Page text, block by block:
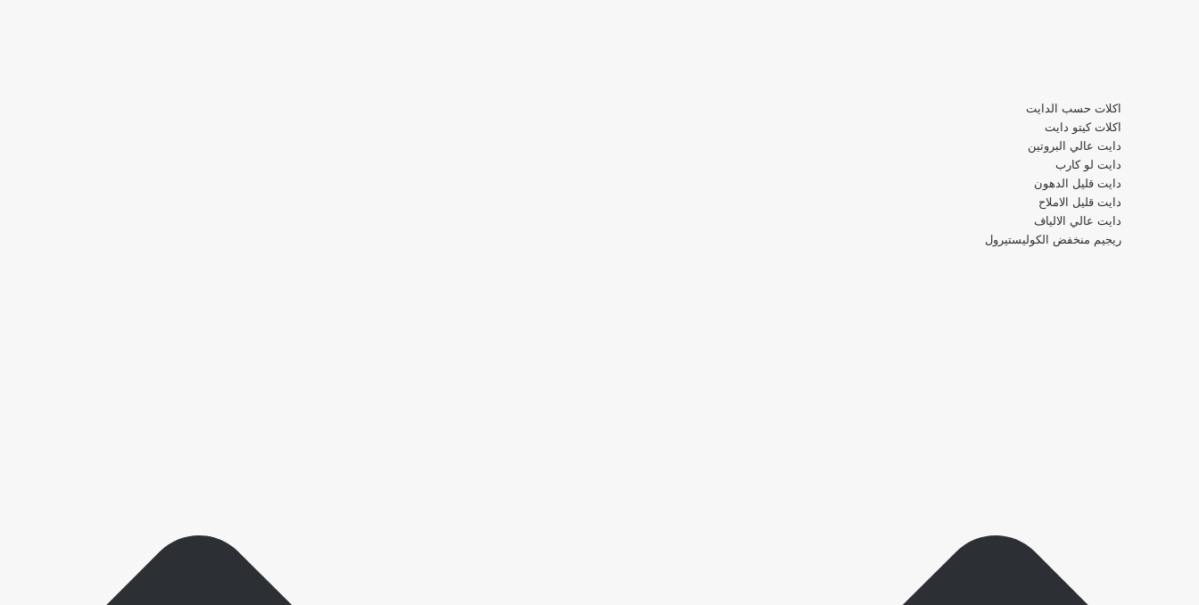
اكلات حسب الدايت
اكلات كيتو دايت
دايت عالي البروتين
دايت لو كارب
دايت قليل الدهون
دايت قليل الاملاح
دايت عالي الالياف
ريجيم منخفض الكوليستيرول